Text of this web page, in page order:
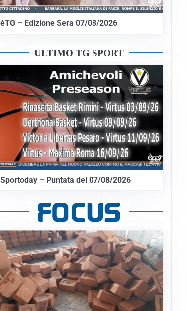
èTG – Edizione Sera 07/08/2026
ULTIMO TG SPORT
Sportoday – Puntata del 07/08/2026